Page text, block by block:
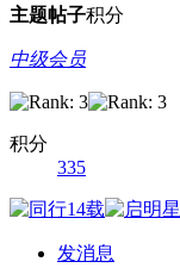
主题帖子积分
中级会员
积分
335
发消息